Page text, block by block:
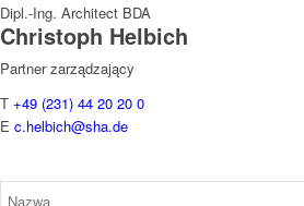
Dipl.-Ing. Architect BDA
Christoph Helbich
Partner zarządzający
T +49 (231) 44 20 20 0
E c.helbich@sha.de